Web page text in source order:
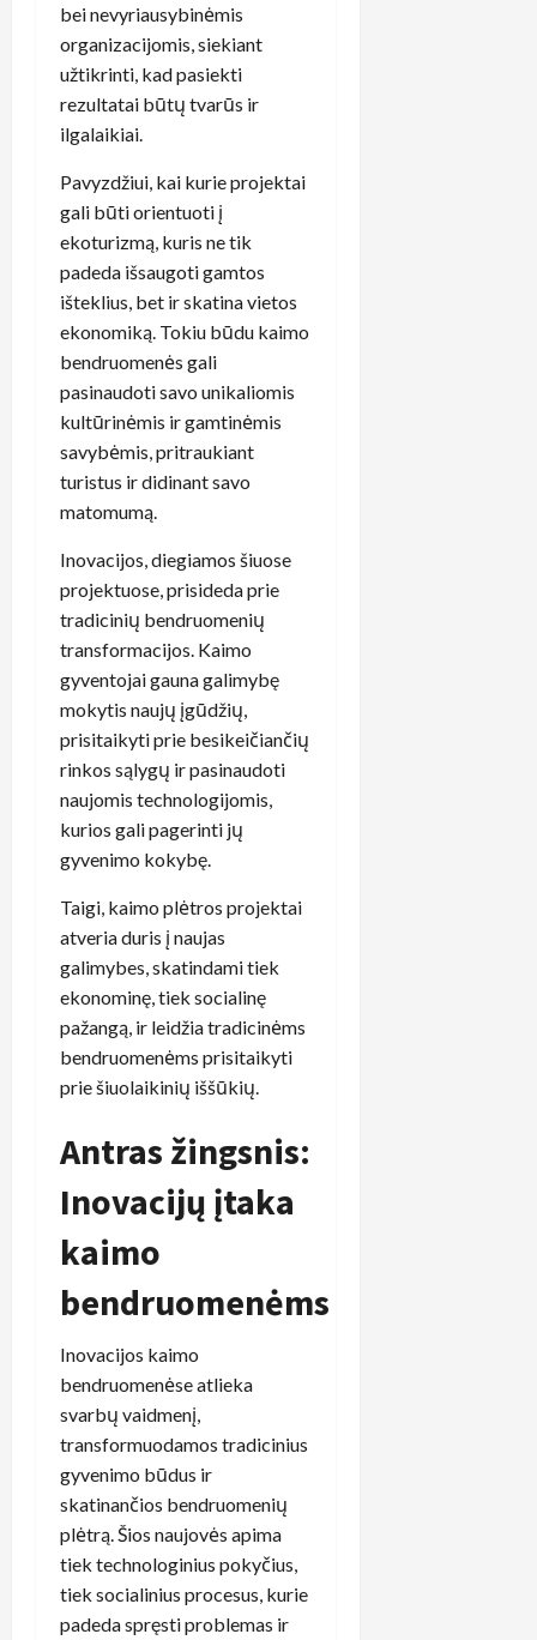
bei nevyriausybinėmis
organizacijomis, siekiant
užtikrinti, kad pasiekti
rezultatai būtų tvarūs ir
ilgalaikiai.
Pavyzdžiui, kai kurie projektai
gali būti orientuoti į
ekoturizmą, kuris ne tik
padeda išsaugoti gamtos
išteklius, bet ir skatina vietos
ekonomiką. Tokiu būdu kaimo
bendruomenės gali
pasinaudoti savo unikaliomis
kultūrinėmis ir gamtinėmis
savybėmis, pritraukiant
turistus ir didinant savo
matomumą.
Inovacijos, diegiamos šiuose
projektuose, prisideda prie
tradicinių bendruomenių
transformacijos. Kaimo
gyventojai gauna galimybę
mokytis naujų įgūdžių,
prisitaikyti prie besikeičiančių
rinkos sąlygų ir pasinaudoti
naujomis technologijomis,
kurios gali pagerinti jų
gyvenimo kokybę.
Taigi, kaimo plėtros projektai
atveria duris į naujas
galimybes, skatindami tiek
ekonominę, tiek socialinę
pažangą, ir leidžia tradicinėms
bendruomenėms prisitaikyti
prie šiuolaikinių iššūkių.
Antras žingsnis:
Inovacijų įtaka
kaimo
bendruomenėms
Inovacijos kaimo
bendruomenėse atlieka
svarbų vaidmenį,
transformuodamos tradicinius
gyvenimo būdus ir
skatinančios bendruomenių
plėtrą. Šios naujovės apima
tiek technologinius pokyčius,
tiek socialinius procesus, kurie
padeda spręsti problemas ir